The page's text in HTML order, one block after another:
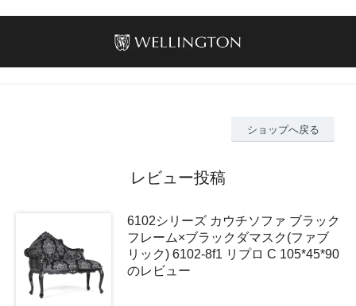
ショップへ戻る
レビュー投稿
6102シリーズ カウチソファ ブラック
フレーム×ブラックダマスク(ファブ
リック) 6102-8f1 リプロ C 105*45*90
のレビュー